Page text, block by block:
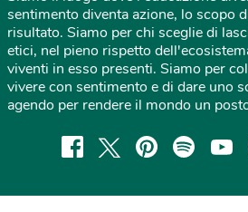
sentimento diventa azione, lo scopo
risultato. Siamo per chi sceglie di
etici, nel pieno rispetto
viventi in esso presenti. Siamo per
vivere con sentimento e di dare uno
agendo per rendere il mondo un